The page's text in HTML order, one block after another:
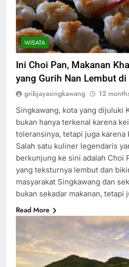
WISATA
Ini Choi Pan, Makanan
yang Gurih Nan Lembut
gribjayasingkawang 12
Singkawang, kota yang dijuluki
bukan hanya terkenal karena
toleransinya, tetapi juga karena
Salah satu kuliner legendaris
berkunjung ke sini adalah Choi
yang teksturnya lembut dan
masyarakat Singkawang dan
bukan sekadar makanan, tetapi
Read More